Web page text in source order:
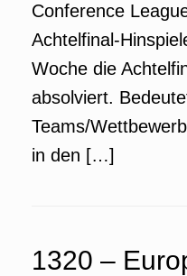
Conference
Achtelfinal-
Woche die
absolviert.
Teams/
in den […]
1320 –